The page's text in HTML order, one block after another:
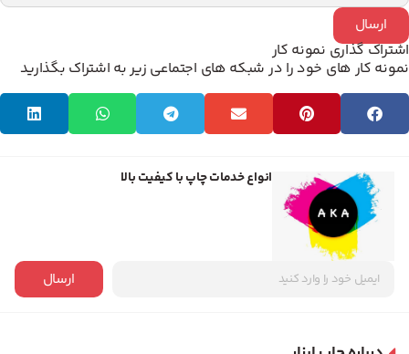
ارسال
گذاری نمونه کار
کار های خود را در شبکه های اجتماعی زیر به اشتراک بگذارید
انواع خدمات چاپ با کیفیت بالا
ارسال